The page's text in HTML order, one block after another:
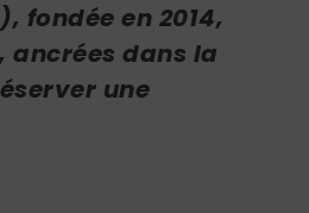
fondée en 2014,
dans la
une